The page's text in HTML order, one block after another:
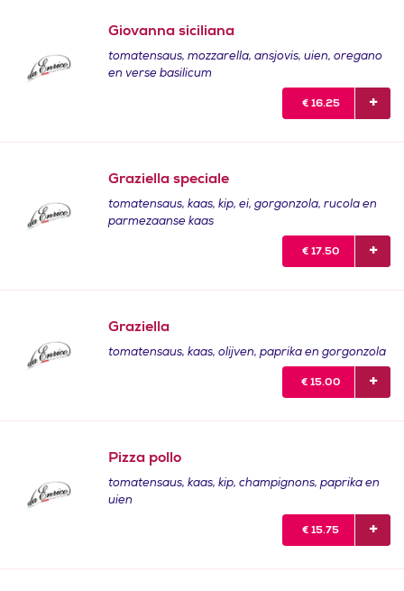
Giovanna siciliana
tomatensaus, mozzarella, ansjovis, uien, oregano
en verse basilicum
€ 16.25
Graziella speciale
tomatensaus, kaas, kip, ei, gorgonzola, rucola en
parmezaanse kaas
€ 17.50
Graziella
tomatensaus, kaas, olijven, paprika en gorgonzola
€ 15.00
Pizza pollo
tomatensaus, kaas, kip, champignons, paprika en
uien
€ 15.75